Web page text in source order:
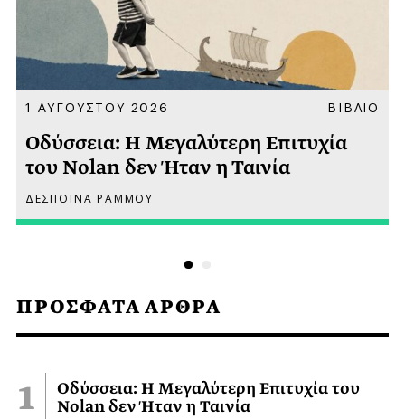
ΠΡΟΣΦΑΤΑ ΑΡΘΡΑ
Οδύσσεια: Η Μεγαλύτερη Επιτυχία του
Nolan δεν Ήταν η Ταινία
1 ΑΥΓΟΥΣΤΟΥ 2026 ΒΙΒΛΙΟ
Οδύσσεια: Η Μεγαλύτερη Επιτυχία
του Nolan δεν Ήταν η Ταινία
ΔΕΣΠΟΙΝΑ ΡΑΜΜΟΥ